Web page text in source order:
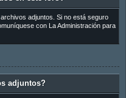
adjuntos. Si no está seguro
con La Administración para
adjuntos?